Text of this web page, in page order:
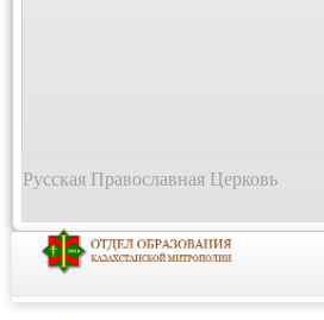
Русская Православная Церковь